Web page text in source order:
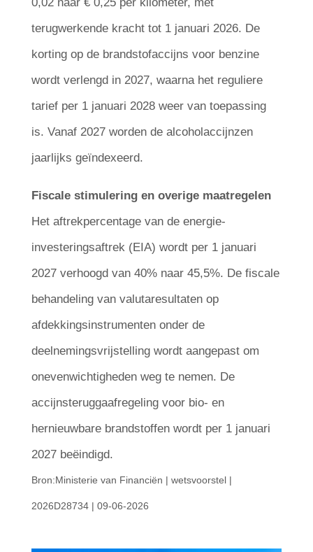
terugwerkende kracht tot 1 januari 2026. De
korting op de brandstofaccijns voor benzine
wordt verlengd in 2027, waarna het reguliere
tarief per 1 januari 2028 weer van toepassing
is. Vanaf 2027 worden de alcoholaccijnzen
jaarlijks geïndexeerd.
Fiscale stimulering en overige maatregelen
Het aftrekpercentage van de energie-
investeringsaftrek (EIA) wordt per 1 januari
2027 verhoogd van 40% naar 45,5%. De fiscale
behandeling van valutaresultaten op
afdekkingsinstrumenten onder de
deelnemingsvrijstelling wordt aangepast om
onevenwichtigheden weg te nemen. De
accijnsteruggaafregeling voor bio- en
hernieuwbare brandstoffen wordt per 1 januari
2027 beëindigd.
Bron:Ministerie van Financiën | wetsvoorstel |
2026D28734 | 09-06-2026